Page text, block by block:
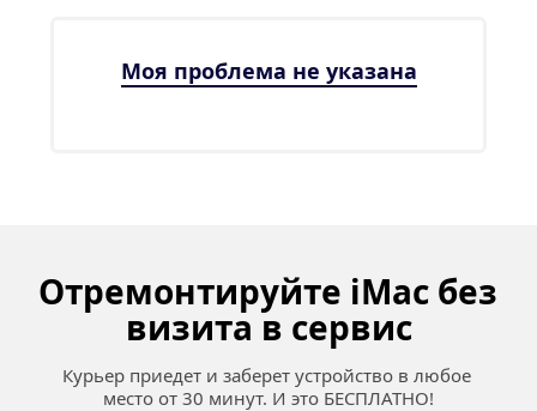
Моя проблема не указана
Отремонтируйте iMac без
визита в сервис
Курьер приедет и заберет устройство в любое
место от 30 минут. И это БЕСПЛАТНО!